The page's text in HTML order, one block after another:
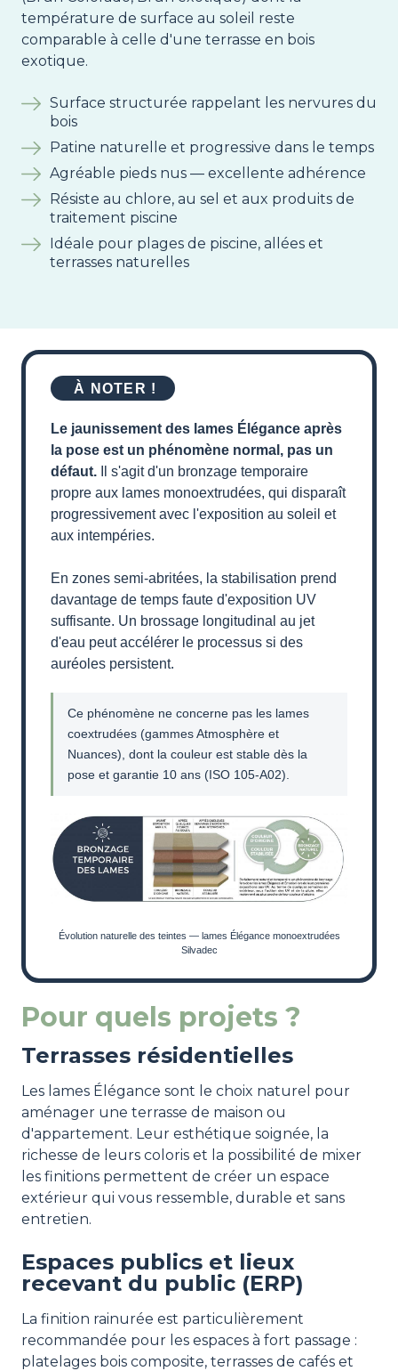
température de surface au soleil reste
comparable à celle d'une terrasse en bois
exotique.
Surface structurée rappelant les nervures du
bois
Patine naturelle et progressive dans le temps
Agréable pieds nus — excellente adhérence
Résiste au chlore, au sel et aux produits de
traitement piscine
Idéale pour plages de piscine, allées et
terrasses naturelles
À NOTER !
Le jaunissement des lames Élégance après
la pose est un phénomène normal, pas un
défaut. Il s'agit d'un bronzage temporaire
propre aux lames monoextrudées, qui disparaît
progressivement avec l'exposition au soleil et
aux intempéries.
En zones semi-abritées, la stabilisation prend
davantage de temps faute d'exposition UV
suffisante. Un brossage longitudinal au jet
d'eau peut accélérer le processus si des
auréoles persistent.
Ce phénomène ne concerne pas les lames
coextrudées (gammes Atmosphère et
Nuances), dont la couleur est stable dès la
pose et garantie 10 ans (ISO 105-A02).
Évolution naturelle des teintes — lames Élégance monoextrudées
Silvadec
Pour quels projets ?
Terrasses résidentielles
Les lames Élégance sont le choix naturel pour
aménager une terrasse de maison ou
d'appartement. Leur esthétique soignée, la
richesse de leurs coloris et la possibilité de mixer
les finitions permettent de créer un espace
extérieur qui vous ressemble, durable et sans
entretien.
Espaces publics et lieux
recevant du public (ERP)
La finition rainurée est particulièrement
recommandée pour les espaces à fort passage :
platelages bois composite, terrasses de cafés et